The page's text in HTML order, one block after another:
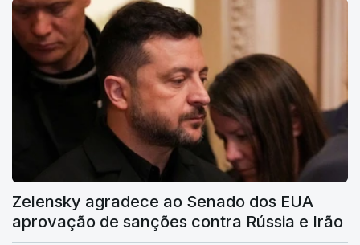
Zelensky agradece ao Senado dos EUA
aprovação de sanções contra Rússia e Irão